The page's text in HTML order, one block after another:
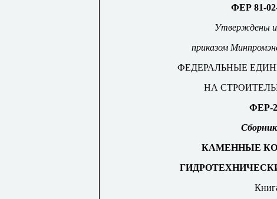
ФЕР 81-
Утверждены и
приказом Минпром
ФЕДЕРАЛЬНЫЕ
НА
ФЕР-
КАМЕННЫЕ
ГИДРО